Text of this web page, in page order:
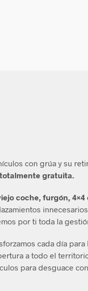
con grúa y su
gratuita.
coche, furgón,
por ti toda la
cada día
a todo el
para desguace